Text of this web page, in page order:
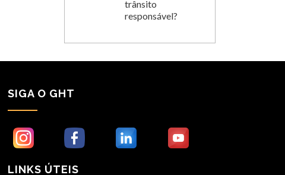
trânsito
responsável?
SIGA O GHT
LINKS ÚTEIS